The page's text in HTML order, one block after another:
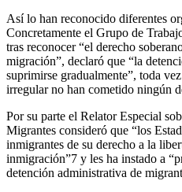
Así lo han reconocido diferentes
Concretamente el Grupo de
tras reconocer “el derecho
migración”, declaró que “la
suprimirse gradualmente”, toda
irregular no han cometido ningún
Por su parte el Relator Especial
Migrantes consideró que “los
inmigrantes de su derecho a la
inmigración”7 y les ha instado a
detención administrativa de